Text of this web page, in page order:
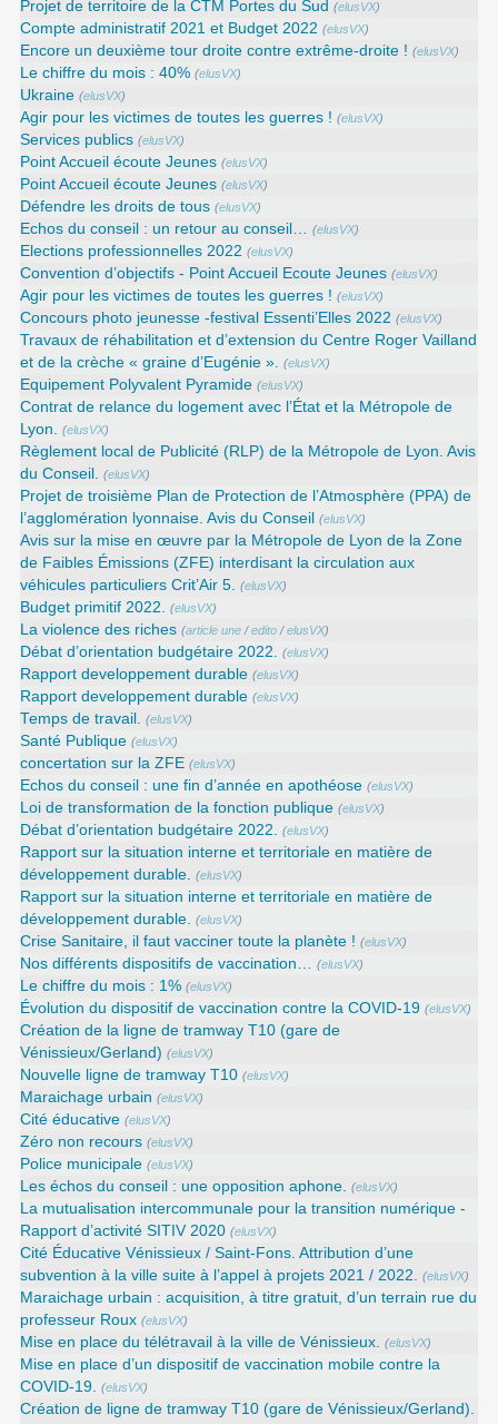
Projet de territoire de la CTM Portes du Sud (elusVX)
Compte administratif 2021 et Budget 2022 (elusVX)
Encore un deuxième tour droite contre extrême-droite ! (elusVX)
Le chiffre du mois : 40% (elusVX)
Ukraine (elusVX)
Agir pour les victimes de toutes les guerres ! (elusVX)
Services publics (elusVX)
Point Accueil écoute Jeunes (elusVX)
Point Accueil écoute Jeunes (elusVX)
Défendre les droits de tous (elusVX)
Echos du conseil : un retour au conseil… (elusVX)
Elections professionnelles 2022 (elusVX)
Convention d’objectifs - Point Accueil Ecoute Jeunes (elusVX)
Agir pour les victimes de toutes les guerres ! (elusVX)
Concours photo jeunesse -festival Essenti’Elles 2022 (elusVX)
Travaux de réhabilitation et d’extension du Centre Roger Vailland
et de la crèche « graine d’Eugénie ». (elusVX)
Equipement Polyvalent Pyramide (elusVX)
Contrat de relance du logement avec l’État et la Métropole de
Lyon. (elusVX)
Règlement local de Publicité (RLP) de la Métropole de Lyon. Avis
du Conseil. (elusVX)
Projet de troisième Plan de Protection de l’Atmosphère (PPA) de
l’agglomération lyonnaise. Avis du Conseil
(elusVX)
Avis sur la mise en œuvre par la Métropole de Lyon de la Zone
de Faibles Émissions (ZFE) interdisant la circulation aux
véhicules particuliers Crit’Air 5. (elusVX)
Budget primitif 2022. (elusVX)
La violence des riches (article une /edito /elusVX)
Débat d’orientation budgétaire 2022. (elusVX)
Rapport developpement durable (elusVX)
Rapport developpement durable (elusVX)
Temps de travail. (elusVX)
Santé Publique (elusVX)
concertation sur la ZFE (elusVX)
Echos du conseil : une fin d’année en apothéose (elusVX)
Loi de transformation de la fonction publique (elusVX)
Débat d’orientation budgétaire 2022. (elusVX)
Rapport sur la situation interne et territoriale en matière de
développement durable. (elusVX)
Rapport sur la situation interne et territoriale en matière de
développement durable. (elusVX)
Crise Sanitaire, il faut vacciner toute la planète ! (elusVX)
Nos différents dispositifs de vaccination… (elusVX)
Le chiffre du mois : 1% (elusVX)
Évolution du dispositif de vaccination contre la COVID-19 (elusVX)
Création de la ligne de tramway T10 (gare de
Vénissieux/Gerland) (elusVX)
Nouvelle ligne de tramway T10 (elusVX)
Maraichage urbain (elusVX)
Cité éducative (elusVX)
Zéro non recours (elusVX)
Police municipale (elusVX)
Les échos du conseil : une opposition aphone. (elusVX)
La mutualisation intercommunale pour la transition numérique -
Rapport d’activité SITIV 2020 (elusVX)
Cité Éducative Vénissieux / Saint-Fons. Attribution d’une
subvention à la ville suite à l’appel à projets 2021 / 2022. (elusVX)
Maraichage urbain : acquisition, à titre gratuit, d’un terrain rue du
professeur Roux (elusVX)
Mise en place du télétravail à la ville de Vénissieux. (elusVX)
Mise en place d’un dispositif de vaccination mobile contre la
COVID-19. (elusVX)
Création de ligne de tramway T10 (gare de Vénissieux/Gerland).